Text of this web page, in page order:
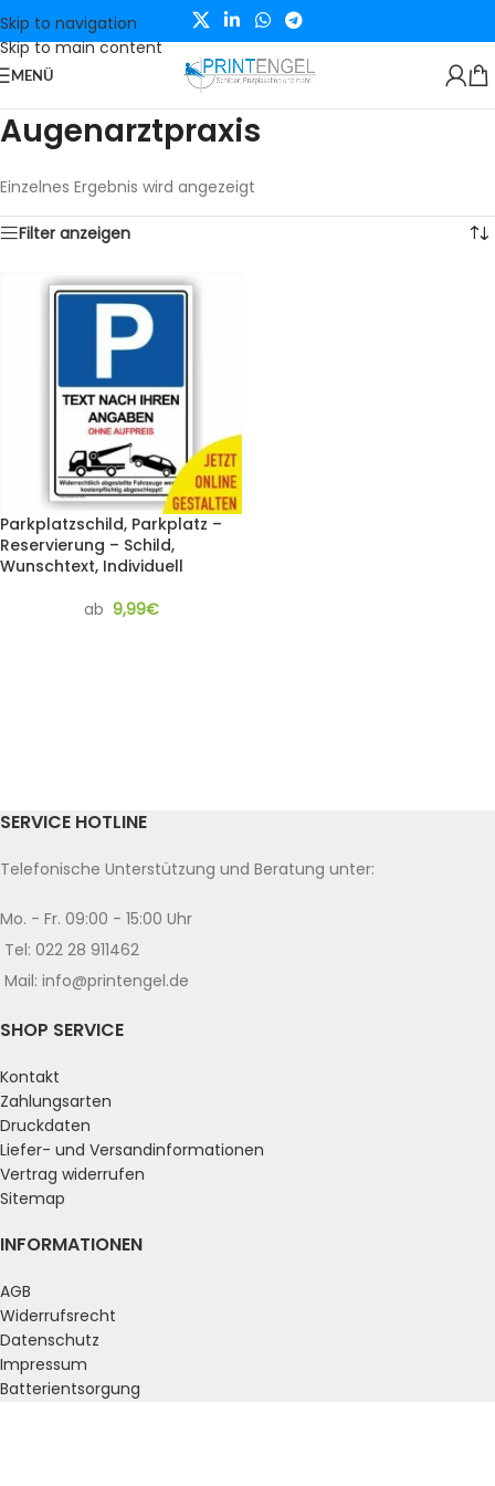
Skip to navigation
Skip to main content
MENÜ
Augenarztpraxis
Einzelnes Ergebnis wird angezeigt
Filter anzeigen
Parkplatzschild, Parkplatz –
Reservierung – Schild,
Wunschtext, Individuell
ab 9,99€
SERVICE HOTLINE
Telefonische Unterstützung und Beratung unter:
Mo. - Fr. 09:00 - 15:00 Uhr
Tel: 022 28 911462
Mail: info@printengel.de
SHOP SERVICE
Kontakt
Zahlungsarten
Druckdaten
Liefer- und Versandinformationen
Vertrag widerrufen
Sitemap
INFORMATIONEN
AGB
Widerrufsrecht
Datenschutz
Impressum
Batterientsorgung